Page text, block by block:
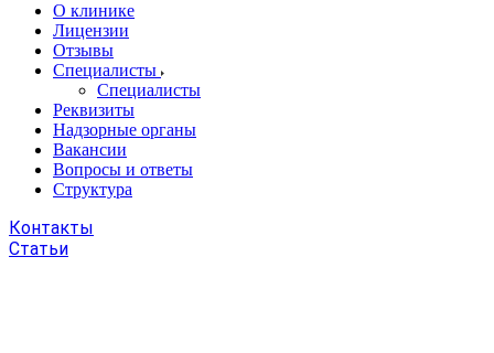
О клинике
Лицензии
Отзывы
Специалисты
Специалисты
Реквизиты
Надзорные органы
Вакансии
Вопросы и ответы
Структура
Контакты
Статьи